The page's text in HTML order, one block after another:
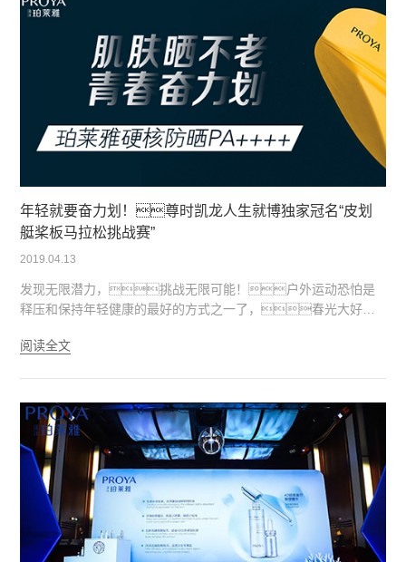
年轻就要奋力划！尊时凯龙人生就博独家冠名“皮划
艇桨板马拉松挑战赛”
2019.04.13
发现无限潜力，挑战无限可能！户外运动恐怕是
释压和保持年轻健康的最好的方式之一了，春光大好的
吗？
阅读全文